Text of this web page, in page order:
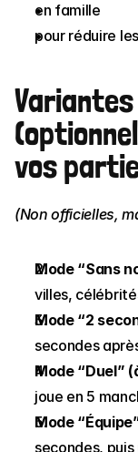
en famille
pour réduire
vos
(Non officielles,
Mode “Sans
villes,
Mode “2
secondes
Mode “Duel”
joue en 5
Mode
secondes,